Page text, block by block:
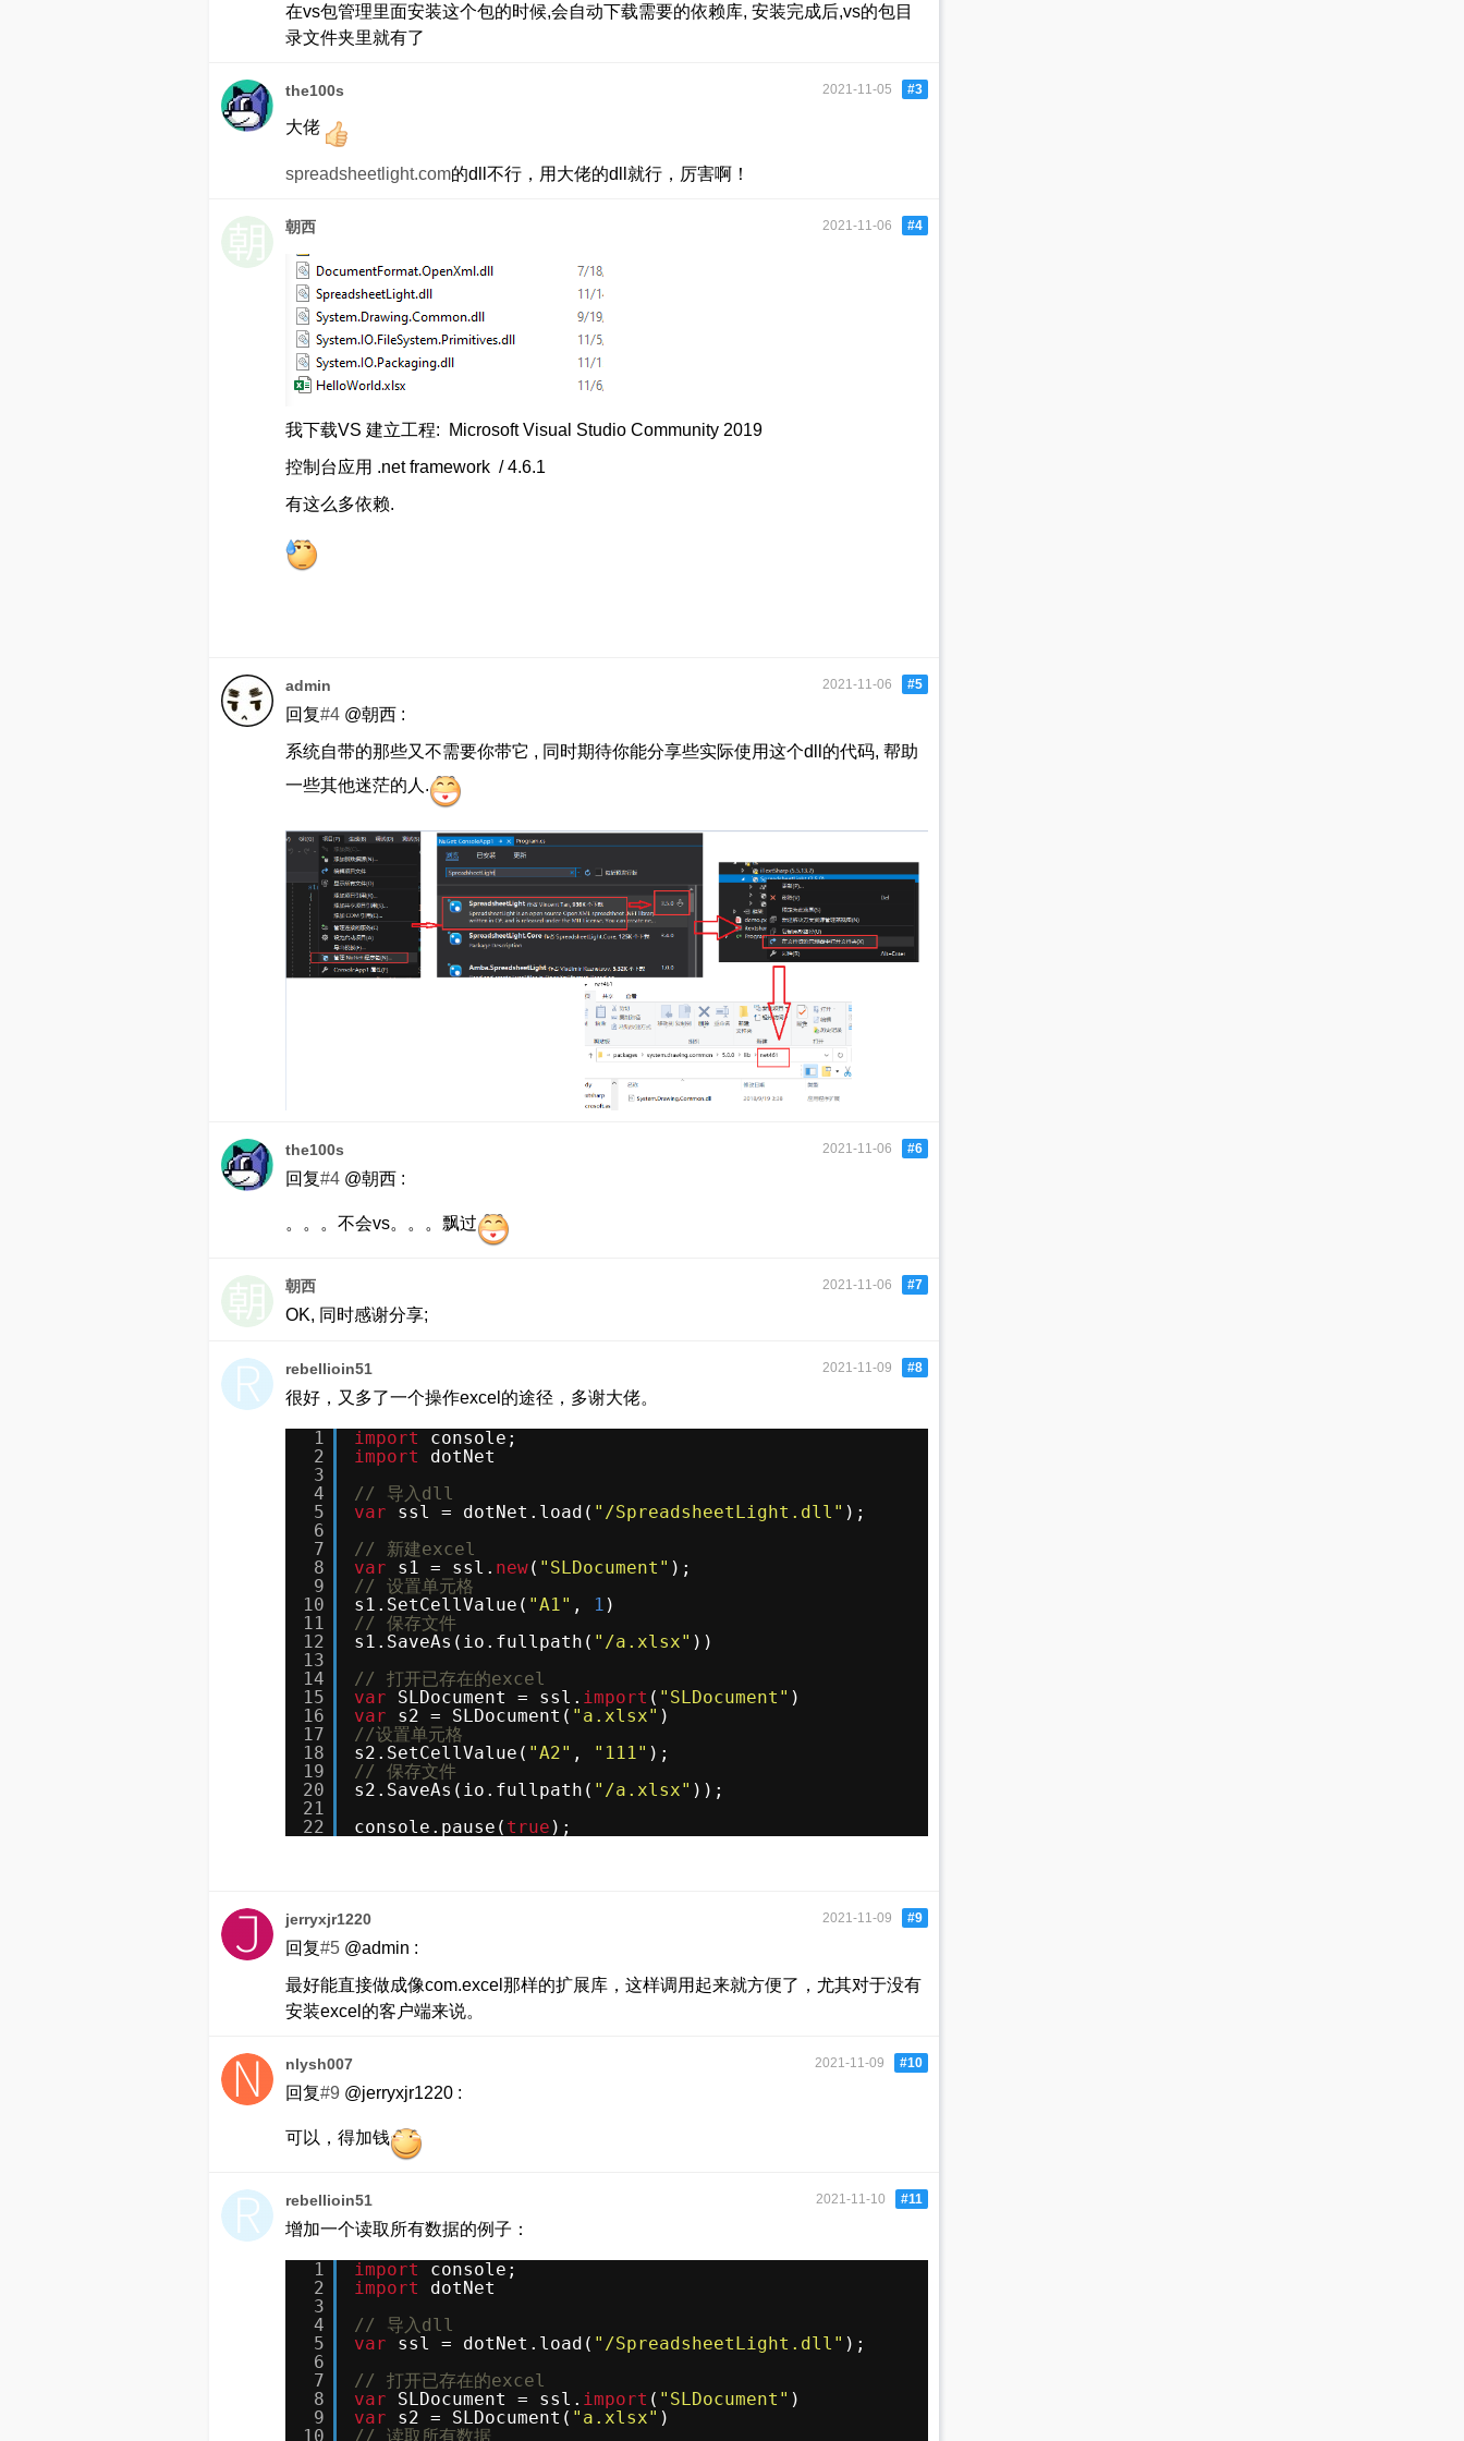
在vs包管理里面安装这个包的时候,会自动下载需要的依赖库, 安装完成后,vs的包目
录文件夹里就有了
the100s 2021-11-05 #3
大佬
spreadsheetlight.com的dll不行，用大佬的dll就行，厉害啊！
朝西 2021-11-06 #4
我下载VS 建立工程: Microsoft Visual Studio Community 2019
控制台应用 .net framework / 4.6.1
有这么多依赖.
admin 2021-11-06 #5
回复#4 @朝西 :
系统自带的那些又不需要你带它 , 同时期待你能分享些实际使用这个dll的代码, 帮助
一些其他迷茫的人.
the100s 2021-11-06 #6
回复#4 @朝西 :
。。。不会vs。。。飘过
朝西 2021-11-06 #7
OK, 同时感谢分享;
rebellioin51 2021-11-09 #8
很好，又多了一个操作excel的途径，多谢大佬。
1
2
3
4
5
6
7
8
9
10
11
12
13
14
15
16
17
18
19
20
21
22
import
console;
import
dotNet
// 导入dll
var
ssl = dotNet.load( "/SpreadsheetLight.dll" );
// 新建excel
var
s1 = ssl. new( "SLDocument" );
// 设置单元格
s1.SetCellValue( "A1" , 1 )
// 保存文件
s1.SaveAs(io.fullpath( "/a.xlsx" ))
// 打开已存在的excel
var
SLDocument = ssl. import ( "SLDocument" )
var
s2 = SLDocument( "a.xlsx" )
//设置单元格
s2.SetCellValue( "A2" , "111" );
// 保存文件
s2.SaveAs(io.fullpath( "/a.xlsx" ));
console.pause( true );
jerryxjr1220 2021-11-09 #9
回复#5 @admin :
最好能直接做成像com.excel那样的扩展库，这样调用起来就方便了，尤其对于没有
安装excel的客户端来说。
nlysh007 2021-11-09 #10
回复#9 @jerryxjr1220 :
可以，得加钱
rebellioin51 2021-11-10 #11
增加一个读取所有数据的例子：
1
2
3
4
5
6
7
8
9
10
import
console;
import
dotNet
// 导入dll
var
ssl = dotNet.load( "/SpreadsheetLight.dll" );
// 打开已存在的excel
var
SLDocument = ssl. import ( "SLDocument" )
var
s2 = SLDocument( "a.xlsx" )
// 读取所有数据